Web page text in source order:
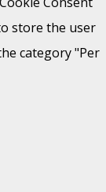
store the user
category "Per